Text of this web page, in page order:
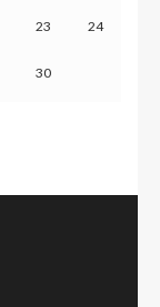
23 24
30